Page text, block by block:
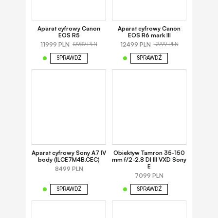
Aparat cyfrowy Canon
EOS R5
11999 PLN 12989 PLN
SPRAWDŹ
Aparat cyfrowy Canon
EOS R6 mark III
12499 PLN 12999 PLN
SPRAWDŹ
Aparat cyfrowy Sony A7 IV
body (ILCE7M4B.CEC)
8499 PLN
SPRAWDŹ
Obiektyw Tamron 35-150
mm f/2-2.8 DI III VXD Sony
E
7099 PLN
SPRAWDŹ